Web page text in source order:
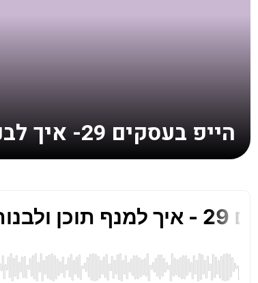
הייפ בעסקים 29- איך לבנות מותג ברשתות החברתיות